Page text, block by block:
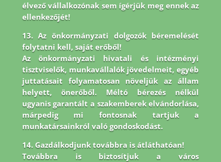
élvező vállalkozónak sem ígérjük meg ennek az
ellenkezőjét!
13. Az önkormányzati dolgozók béremelését
folytatni kell, saját erőből!
Az önkormányzati hivatali és intézményi
tisztviselők, munkavállalók jövedelmeit, egyéb
juttatásait folyamatosan növeljük az állam
helyett, önerőből. Méltó bérezés nélkül
ugyanis garantált a szakemberek elvándorlása,
márpedig mi fontosnak tartjuk a
munkatársainkról való gondoskodást.
14. Gazdálkodjunk továbbra is átláthatóan!
Továbbra is biztosítjuk a város